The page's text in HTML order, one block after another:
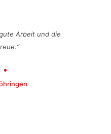
Arbeit und die